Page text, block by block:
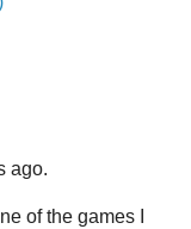
ago.
of the games I